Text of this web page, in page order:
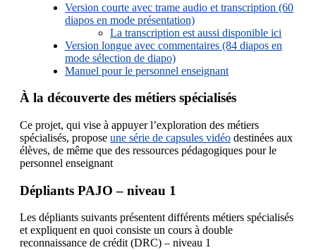
Version courte avec trame audio et transcription (60
diapos en mode présentation)
La transcription est aussi disponible ici
Version longue avec commentaires (84 diapos en
mode sélection de diapo)
Manuel pour le personnel enseignant
À la découverte des métiers spécialisés
Ce projet, qui vise à appuyer l’exploration des métiers
spécialisés, propose une série de capsules vidéo destinées aux
élèves, de même que des ressources pédagogiques pour le
personnel enseignant
Dépliants PAJO – niveau 1
Les dépliants suivants présentent différents métiers spécialisés
et expliquent en quoi consiste un cours à double
reconnaissance de crédit (DRC) – niveau 1